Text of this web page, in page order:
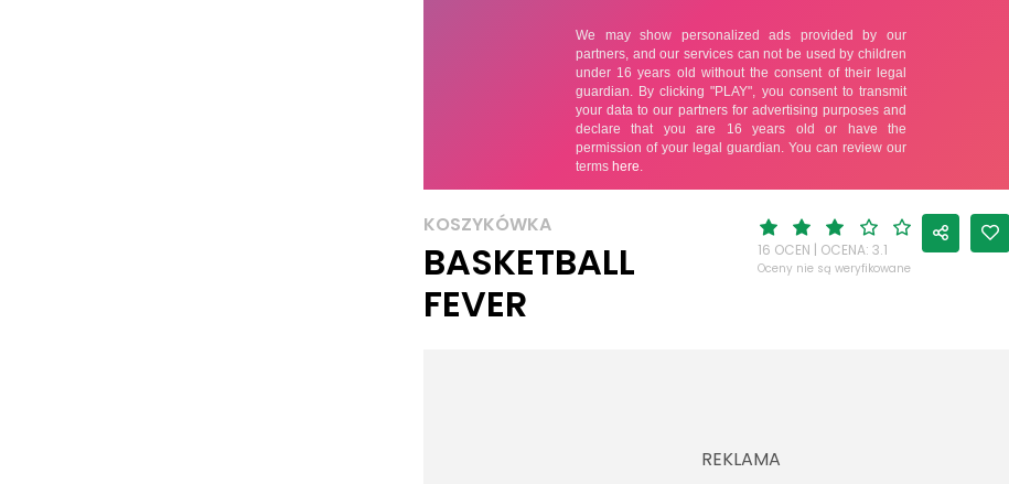
KOSZYKÓWKA
BASKETBALL
FEVER
16 OCEN | OCENA: 3.1
Oceny nie są weryfikowane